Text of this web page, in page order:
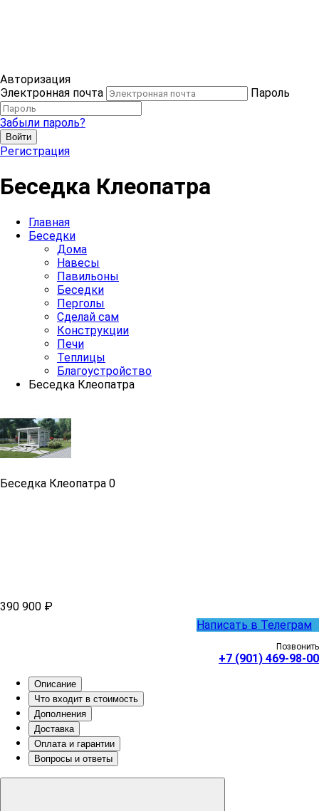
Авторизация
Электронная почта
Пароль
Забыли пароль?
Войти
Регистрация
Беседка Клеопатра
Главная
Беседки
Дома
Навесы
Павильоны
Беседки
Перголы
Сделай сам
Конструкции
Печи
Теплицы
Благоустройство
Беседка Клеопатра
Беседка Клеопатра 0
390 900 ₽
Написать в Телеграм
Позвонить
+7 (901) 469-98-00
Описание
Что входит в стоимость
Дополнения
Доставка
Оплата и гарантии
Вопросы и ответы